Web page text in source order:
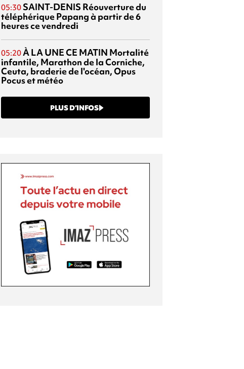
05:30 SAINT-DENIS Réouverture du
téléphérique Papang à partir de 6
heures ce vendredi
05:20À LA UNE CE MATIN Mortalité
infantile, Marathon de la Corniche,
Ceuta, braderie de l'océan, Opus
Pocus et météo
PLUS D’INFOS